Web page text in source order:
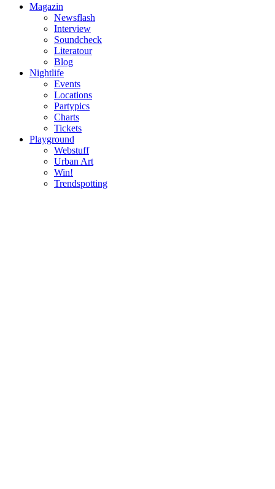
Magazin
Newsflash
Interview
Soundcheck
Literatour
Blog
Nightlife
Events
Locations
Partypics
Charts
Tickets
Playground
Webstuff
Urban Art
Win!
Trendspotting